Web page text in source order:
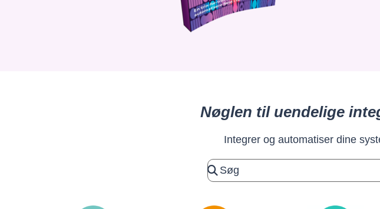
Nøglen til uendelige
Integrer og automatiser dine